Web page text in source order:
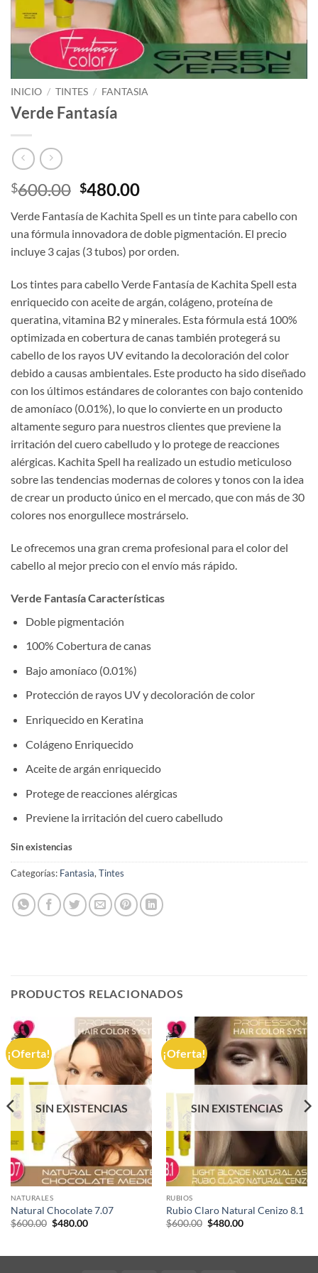
INICIO / TINTES / FANTASIA
Verde Fantasía
$600.00 El
original
era:
$600.00.
$480.00El
actual
es:
$480.00.
Verde Fantasía de Kachita Spell es un tinte para cabello con
una fórmula innovadora de doble pigmentación. El precio
incluye 3 cajas (3 tubos) por orden.
Los tintes para cabello Verde Fantasía de Kachita Spell esta
enriquecido con aceite de argán, colágeno, proteína de
queratina, vitamina B2 y minerales. Esta fórmula está 100%
optimizada en cobertura de canas también protegerá su
cabello de los rayos UV evitando la decoloración del color
debido a causas ambientales. Este producto ha sido diseñado
con los últimos estándares de colorantes con bajo contenido
de amoníaco (0.01%), lo que lo convierte en un producto
altamente seguro para nuestros clientes que previene la
irritación del cuero cabelludo y lo protege de reacciones
alérgicas. Kachita Spell ha realizado un estudio meticuloso
sobre las tendencias modernas de colores y tonos con la idea
de crear un producto único en el mercado, que con más de 30
colores nos enorgullece mostrárselo.
Le ofrecemos una gran crema profesional para el color del
cabello al mejor precio con el envío más rápido.
Verde Fantasía Características
Doble pigmentación
100% Cobertura de canas
Bajo amoníaco (0.01%)
Protección de rayos UV y decoloración de color
Enriquecido en Keratina
Colágeno Enriquecido
Aceite de argán enriquecido
Protege de reacciones alérgicas
Previene la irritación del cuero cabelludo
Sin existencias
Categorías: Fantasia, Tintes
PRODUCTOS RELACIONADOS
¡Oferta!
SIN EXISTENCIAS
NATURALES
Natural Chocolate 7.07
$600.00 El
$600.00.
$480.00El
$480.00.
¡Oferta!
SIN EXISTENCIAS
RUBIOS
Rubio Claro Natural Cenizo 8.1
$600.00 El
$600.00.
$480.00El
$480.00.